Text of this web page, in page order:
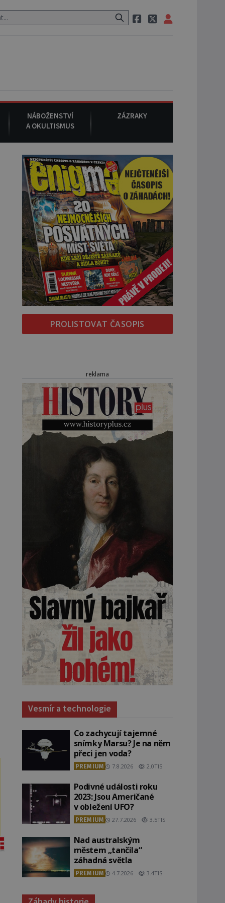
utíká zvláštní psovitá šelma, údajně bájná čupakabra.
NÁBOŽENSTVÍ
A OKULTISMUS
ZÁZRAKY
PROLISTOVAT ČASOPIS
reklama
Vesmír a technologie
Co zachycují tajemné
snímky Marsu? Je na něm
přeci jen voda?
PREMIUM 7.8.2026 2.0TIS
Podivné události roku
2023: Jsou Američané
v obležení UFO?
PREMIUM 27.7.2026 3.5TIS
Nad australským
městem „tančila“
záhadná světla
PREMIUM 4.7.2026 3.4TIS